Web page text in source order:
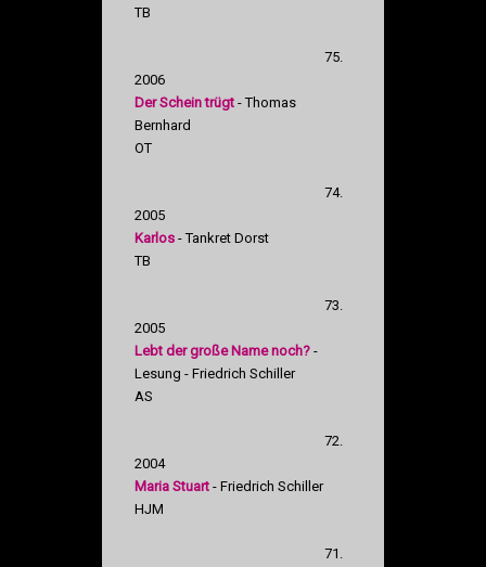
TB
75.
2006
Der Schein trügt - Thomas
Bernhard
OT
74.
2005
Karlos - Tankret Dorst
TB
73.
2005
Lebt der große Name noch? -
Lesung - Friedrich Schiller
AS
72.
2004
Maria Stuart - Friedrich Schiller
HJM
71.